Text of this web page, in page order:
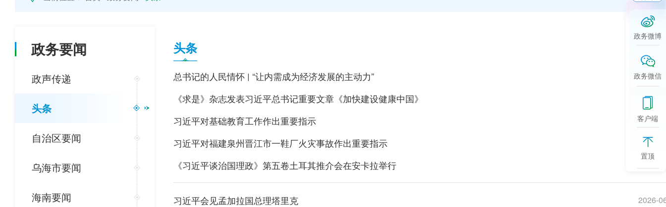
政务要闻
政声传递
头条
自治区要闻
乌海市要闻
海南要闻
头条
总书记的人民情怀 | “让内需成为经济发展的主动力” 2026-
《求是》杂志发表习近平总书记重要文章《加快建设健康中国》 2026-
习近平对基础教育工作作出重要指示 2026-
习近平对福建泉州晋江市一鞋厂火灾事故作出重要指示 2026-
《习近平谈治国理政》第五卷土耳其推介会在安卡拉举行
习近平会见孟加拉国总理塔里克 2026-
政务微博
政务微信
客户端
置顶